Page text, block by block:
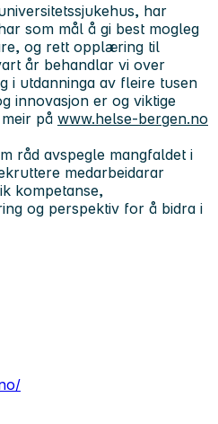
har
som mål å gi best mogleg
og rett opplæring til
år behandlar vi over
i utdanninga av fleire tusen
innovasjon er og viktige
på www.helse-bergen.no
råd avspegle mangfaldet i
medarbeidarar
kompetanse,
og perspektiv for å bidra i